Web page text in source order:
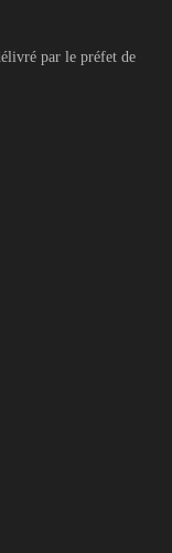
par le préfet de